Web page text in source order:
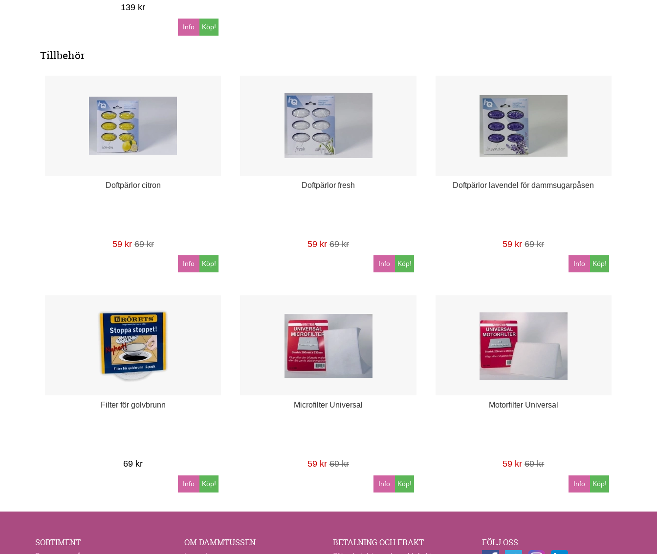
139 kr
Köp!
Info
Tillbehör
Doftpärlor citron
59 kr 69 kr
Köp!
Info
Doftpärlor fresh
59 kr 69 kr
Köp!
Info
Doftpärlor lavendel för dammsugarpåsen
59 kr 69 kr
Köp!
Info
Filter för golvbrunn
69 kr
Köp!
Info
Microfilter Universal
59 kr 69 kr
Köp!
Info
Motorfilter Universal
59 kr 69 kr
Köp!
Info
SORTIMENT OM DAMMTUSSEN BETALNING OCH FRAKT FÖLJ OSS